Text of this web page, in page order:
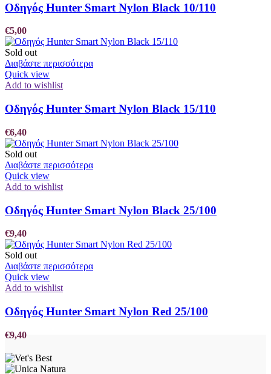
Οδηγός Hunter Smart Nylon Black 10/110
€5,00
Sold out
Διαβάστε περισσότερα
Quick view
Add to wishlist
Οδηγός Hunter Smart Nylon Black 15/110
€6,40
Sold out
Διαβάστε περισσότερα
Quick view
Add to wishlist
Οδηγός Hunter Smart Nylon Black 25/100
€9,40
Sold out
Διαβάστε περισσότερα
Quick view
Add to wishlist
Οδηγός Hunter Smart Nylon Red 25/100
€9,40